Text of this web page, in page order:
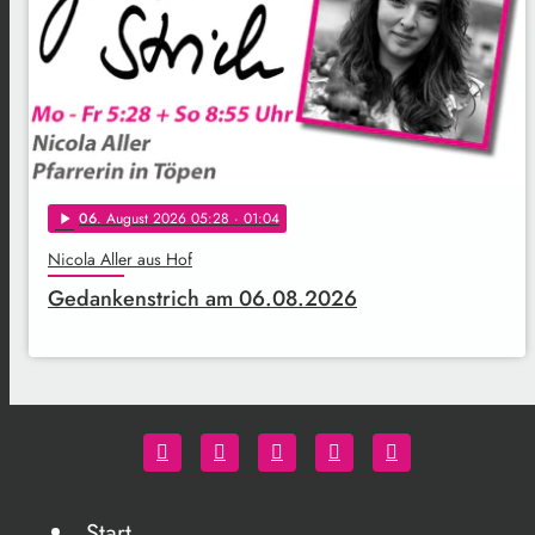
play_arrow 06. August 2026 05:28 · 01:04
Nicola Aller aus Hof
Gedankenstrich am 06.08.2026